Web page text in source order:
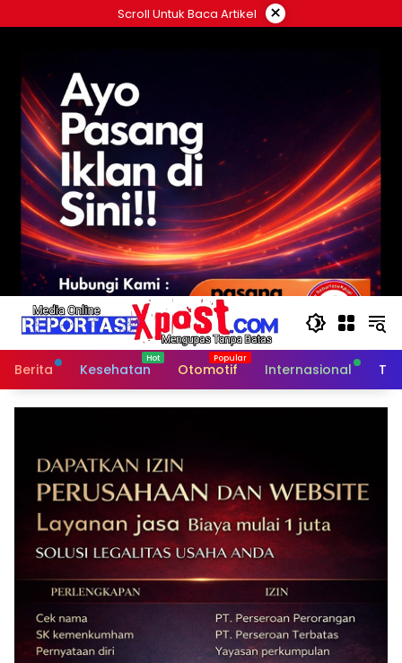
ke
Scroll Untuk Baca Artikel ×
Berita Kesehatan Otomotif Internasional